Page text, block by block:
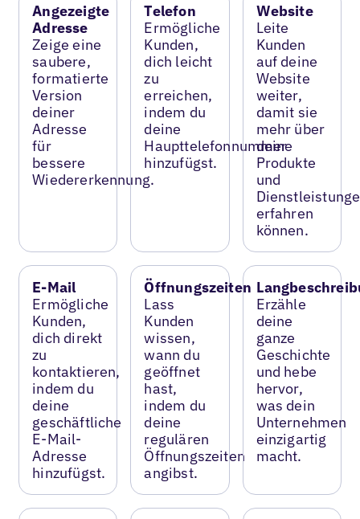
Angezeigte
Adresse
Zeige eine
saubere,
formatierte
Version
deiner
Adresse
für
bessere
Wiedererkennung.
Telefon
Ermögliche
Kunden,
dich leicht
zu
erreichen,
indem du
deine
Haupttelefonnummer
hinzufügst.
Website
Leite
Kunden
auf deine
Website
weiter,
damit sie
mehr über
deine
Produkte
und
erfahren
können.
E-Mail
Ermögliche
Kunden,
dich direkt
zu
kontaktieren,
indem du
deine
geschäftliche
E-Mail-
Adresse
hinzufügst.
Öffnungszeiten
Lass
Kunden
wissen,
wann du
geöffnet
hast,
indem du
deine
regulären
Öffnungszeiten
angibst.
Erzähle
deine
ganze
Geschichte
und hebe
hervor,
was dein
Unternehmen
einzigartig
macht.